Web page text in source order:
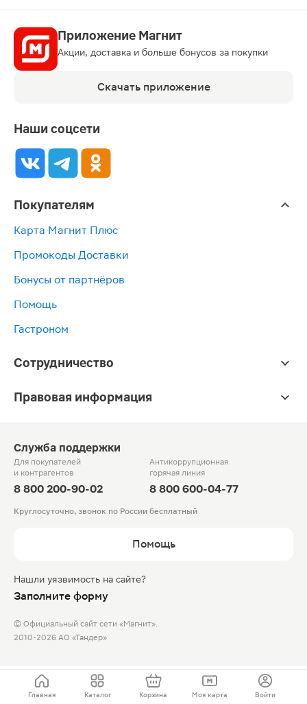
Приложение Магнит
Акции, доставка и больше бонусов за покупки
Скачать приложение
Наши соцсети
Покупателям
Карта Магнит Плюс
Промокоды Доставки
Бонусы от партнёров
Помощь
Гастроном
Сотрудничество
Правовая информация
Служба поддержки
Для покупателей
и контрагентов
8 800 200-90-02
Антикоррупционная
горячая линия
8 800 600-04-77
Круглосуточно, звонок по России бесплатный
Помощь
Нашли уязвимость на сайте?
Заполните форму
© Официальный сайт сети «Магнит».
2010-2026 АО «Тандер»
Главная Каталог Корзина Моя карта Войти